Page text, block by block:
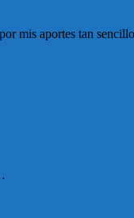
mis aportes tan